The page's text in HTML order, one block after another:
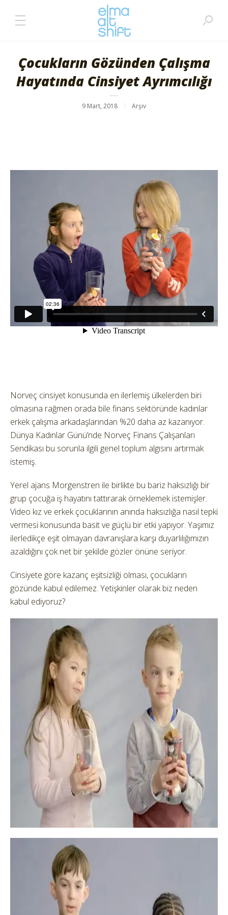
Çocukların Gözünden Çalışma
Hayatında Cinsiyet Ayrımcılığı
9 Mart, 2018 Arşiv
Norveç cinsiyet konusunda en ilerlemiş ülkelerden biri
olmasına rağmen orada bile finans sektöründe kadınlar
erkek çalışma arkadaşlarından %20 daha az kazanıyor.
Dünya Kadınlar Günü’nde Norveç Finans Çalışanları
Sendikası bu sorunla ilgili genel toplum algısını artırmak
istemiş.
Yerel ajans Morgenstren ile birlikte bu bariz haksızlığı bir
grup çocuğa iş hayatını tattırarak örneklemek istemişler.
Video kız ve erkek çocuklarının anında haksızlığa nasıl tepki
vermesi konusunda basit ve güçlü bir etki yapıyor. Yaşımız
ilerledikçe eşit olmayan davranışlara karşı duyarlılığımızın
azaldığını çok net bir şekilde gözler önüne seriyor.
Cinsiyete göre kazanç eşitsizliği olması, çocukların
gözünde kabul edilemez. Yetişkinler olarak biz neden
kabul ediyoruz?